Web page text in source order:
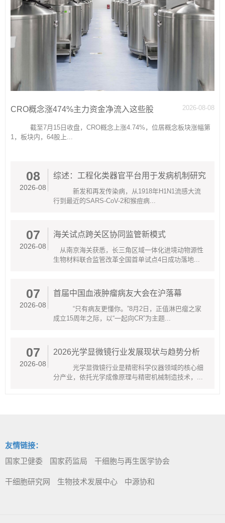
2026-08-08
CRO概念涨474%主力资金净流入这些股
截至7月15日收盘，CRO概念上涨4.74%，位居概念板块涨幅第
1，板块内，64股上...
08
2026-08
综述：工程化类器官平台用于发病机制研究
新发和再发传染病，从1918年H1N1流感大流
行到最近的SARS-CoV-2和猴痘病...
07
2026-08
海关试点跨关区协同监管新模式
从南京海关获悉，长三角区域一体化进境动物源性
生物材料联合监管改革全国首单试点4日成功落地...
07
2026-08
首届中国血液肿瘤病友大会在沪落幕
“只有病友更懂你。”8月2日，正值淋巴瘤之家
成立15周年之际，以“一起向CR”为主题...
07
2026-08
2026光学显微镜行业发展现状与趋势分析
光学显微镜行业是精密科学仪器领域的核心细
分产业，依托光学成像原理与精密机械制造技术，...
友情链接：
国家卫健委
国家药监局 干细胞与再生医学协会
干细胞研究网 生物技术发展中心 中源协和